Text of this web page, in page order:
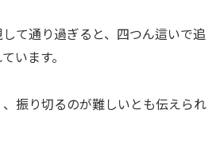
て通り過ぎると、四つん這いで追
います。
振り切るのが難しいとも伝えられ